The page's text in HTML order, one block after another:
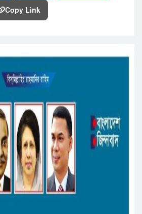
Copy Link